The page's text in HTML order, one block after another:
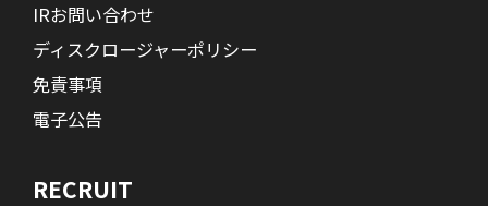
IRお問い合わせ
ディスクロージャーポリシー
免責事項
電子公告
RECRUIT